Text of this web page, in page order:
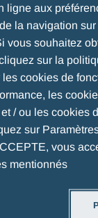
POUR LE
ligne aux
la navigation
vous souhaitez
sur la
les cookies de
les
/ ou les cookies
sur
vous
mentionnés